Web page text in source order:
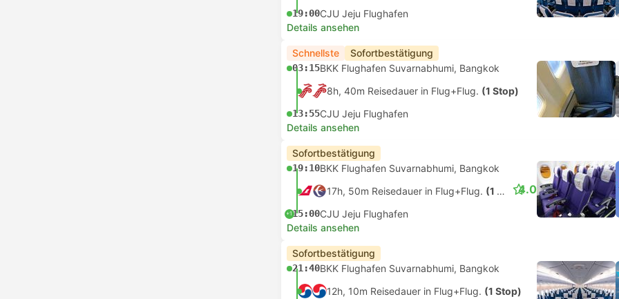
19:00CJU Jeju Flughafen
Details ansehen
Schnellste Sofortbestätigung
03:15BKK Flughafen Suvarnabhumi, Bangkok
8h, 40m Reisedauer in Flug+Flug. (1 Stop)
13:55CJU Jeju Flughafen
Details ansehen
Sofortbestätigung
19:10BKK Flughafen Suvarnabhumi, Bangkok
17h, 50m Reisedauer in Flug+Flug. (1 Stop)
+115:00CJU Jeju Flughafen
4.0
Details ansehen
Sofortbestätigung
21:40BKK Flughafen Suvarnabhumi, Bangkok
12h, 10m Reisedauer in Flug+Flug. (1 Stop)